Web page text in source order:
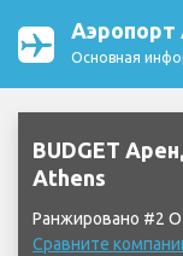
Аэропорт
Основная
BUDGET
Athens
Ранжировано #2
Сравните